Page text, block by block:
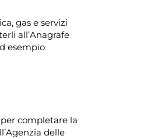
gas e servizi
all’Anagrafe
esempio
completare la
delle